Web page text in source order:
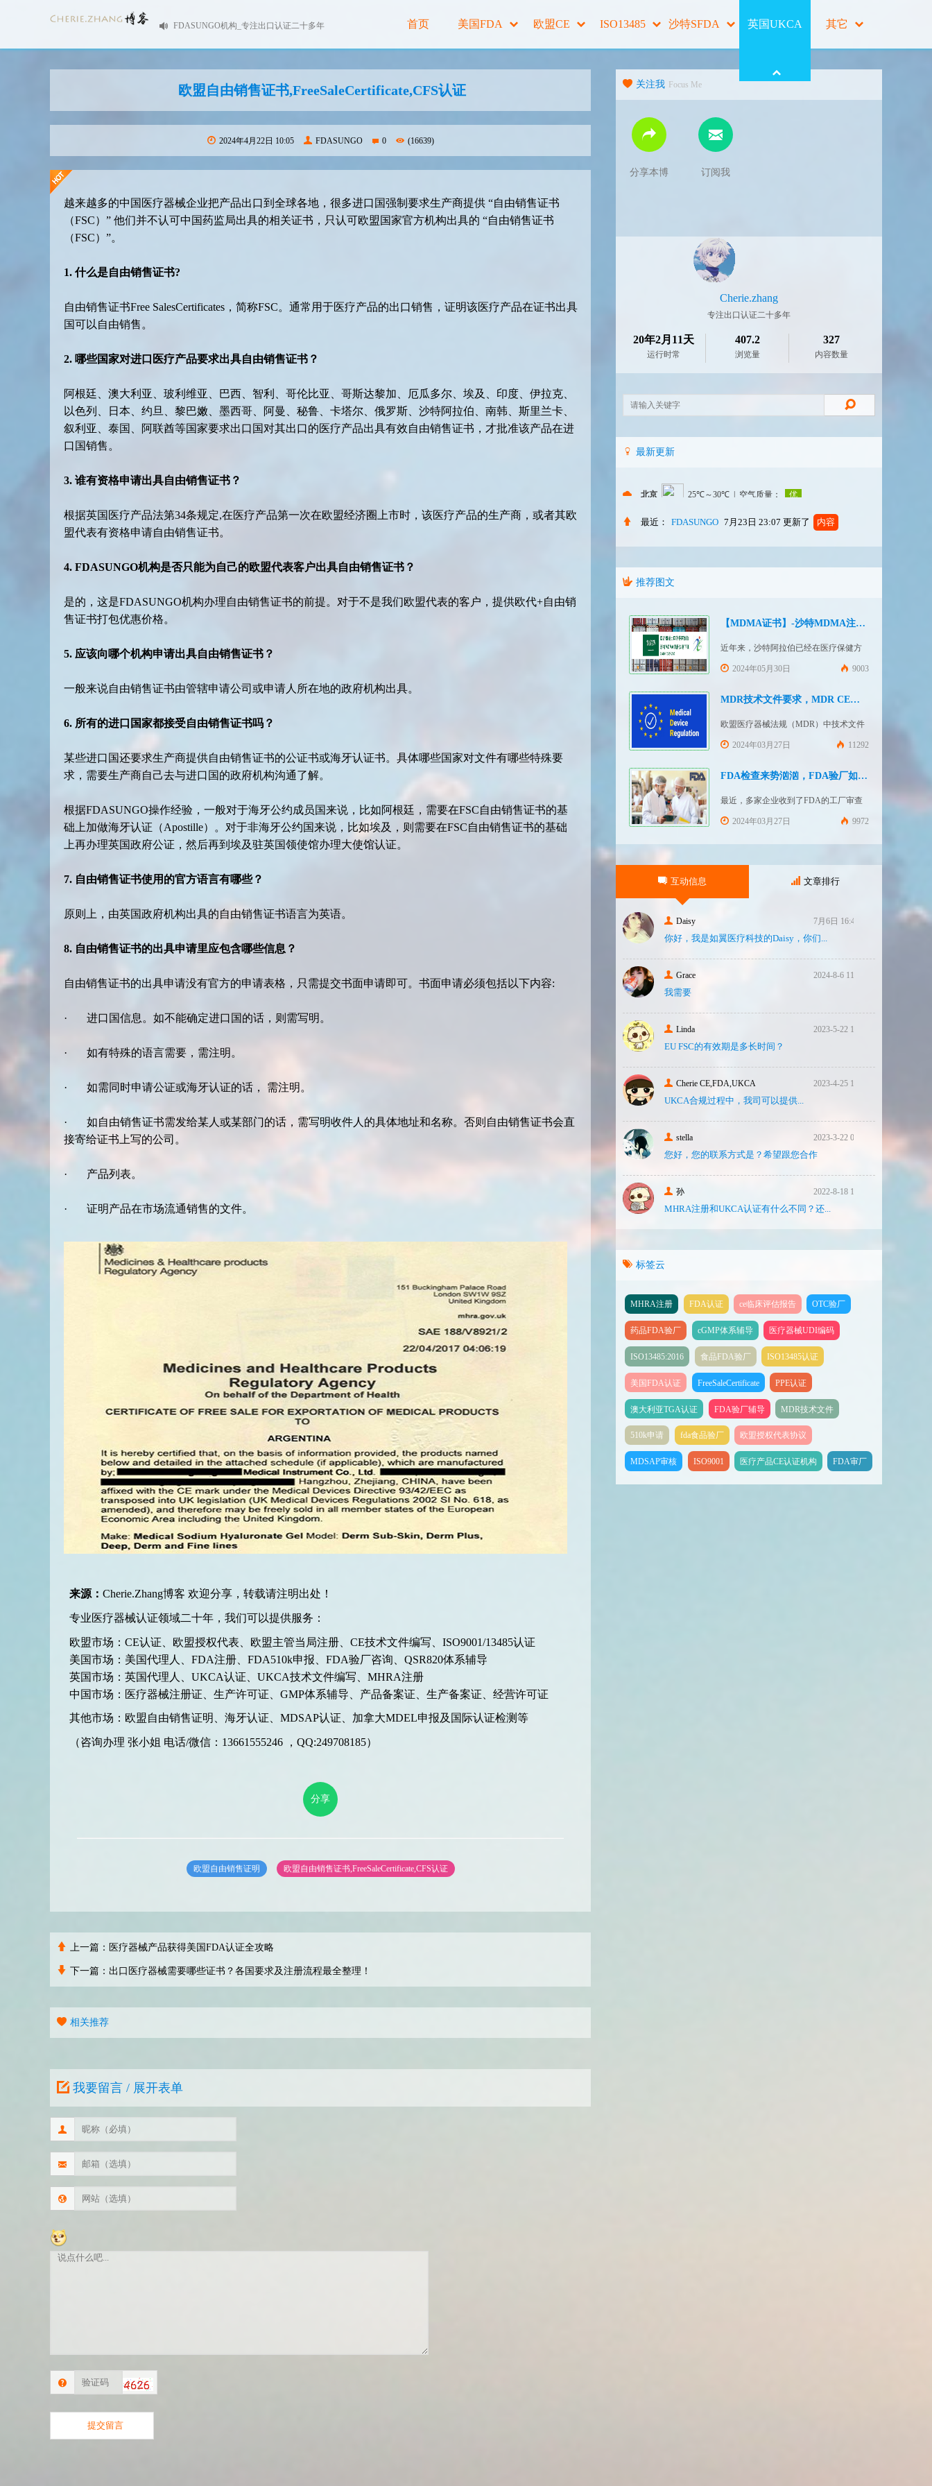
FDASUNGO机构_专注出口认证二十多年 首页 美国FDA 欧盟CE ISO13485 沙特SFDA 英国UKCA 其它
欧盟自由销售证书,FreeSaleCertificate,CFS认证
2024年4月22日 10:05 FDASUNGO 0 (16639)
越来越多的中国医疗器械企业把产品出口到全球各地，很多进口国强制要求生产商提供 “自由销售证书
（FSC）” 他们并不认可中国药监局出具的相关证书，只认可欧盟国家官方机构出具的 “自由销售证书
（FSC）”。
1. 什么是自由销售证书?
自由销售证书Free SalesCertificates，简称FSC。通常用于医疗产品的出口销售，证明该医疗产品在证书出具
国可以自由销售。
2. 哪些国家对进口医疗产品要求出具自由销售证书？
阿根廷、澳大利亚、玻利维亚、巴西、智利、哥伦比亚、哥斯达黎加、厄瓜多尔、埃及、印度、伊拉克、
以色列、日本、约旦、黎巴嫩、墨西哥、阿曼、秘鲁、卡塔尔、俄罗斯、沙特阿拉伯、南韩、斯里兰卡、
叙利亚、泰国、阿联酋等国家要求出口国对其出口的医疗产品出具有效自由销售证书，才批准该产品在进
口国销售。
3. 谁有资格申请出具自由销售证书？
根据英国医疗产品法第34条规定,在医疗产品第一次在欧盟经济圈上市时，该医疗产品的生产商，或者其欧
盟代表有资格申请自由销售证书。
4. FDASUNGO机构是否只能为自己的欧盟代表客户出具自由销售证书？
是的，这是FDASUNGO机构办理自由销售证书的前提。对于不是我们欧盟代表的客户，提供欧代+自由销
售证书打包优惠价格。
5. 应该向哪个机构申请出具自由销售证书？
一般来说自由销售证书由管辖申请公司或申请人所在地的政府机构出具。
6. 所有的进口国家都接受自由销售证书吗？
某些进口国还要求生产商提供自由销售证书的公证书或海牙认证书。具体哪些国家对文件有哪些特殊要
求，需要生产商自己去与进口国的政府机构沟通了解。
根据FDASUNGO操作经验，一般对于海牙公约成员国来说，比如阿根廷，需要在FSC自由销售证书的基
础上加做海牙认证（Apostille）。对于非海牙公约国来说，比如埃及，则需要在FSC自由销售证书的基础
上再办理英国政府公证，然后再到埃及驻英国领使馆办理大使馆认证。
7. 自由销售证书使用的官方语言有哪些？
原则上，由英国政府机构出具的自由销售证书语言为英语。
8. 自由销售证书的出具申请里应包含哪些信息？
自由销售证书的出具申请没有官方的申请表格，只需提交书面申请即可。书面申请必须包括以下内容:
· 进口国信息。如不能确定进口国的话，则需写明。
· 如有特殊的语言需要，需注明。
· 如需同时申请公证或海牙认证的话， 需注明。
· 如自由销售证书需发给某人或某部门的话，需写明收件人的具体地址和名称。否则自由销售证书会直
接寄给证书上写的公司。
· 产品列表。
· 证明产品在市场流通销售的文件。
来源： Cherie.Zhang博客 欢迎分享，转载请注明出处！
专业医疗器械认证领域二十年，我们可以提供服务：
欧盟市场：CE认证、欧盟授权代表、欧盟主管当局注册、CE技术文件编写、ISO9001/13485认证
美国市场：美国代理人、FDA注册、FDA510k申报、FDA验厂咨询、QSR820体系辅导
英国市场：英国代理人、UKCA认证、UKCA技术文件编写、MHRA注册
中国市场：医疗器械注册证、生产许可证、GMP体系辅导、产品备案证、生产备案证、经营许可证
其他市场：欧盟自由销售证明、海牙认证、MDSAP认证、加拿大MDEL申报及国际认证检测等
（咨询办理 张小姐 电话/微信：13661555246 ，QQ:249708185）
分享
欧盟自由销售证明 欧盟自由销售证书,FreeSaleCertificate,CFS认证
上一篇： 医疗器械产品获得美国FDA认证全攻略
下一篇： 出口医疗器械需要哪些证书？各国要求及注册流程最全整理！
相关推荐
我要留言 / 展开表单
关注我 Focus Me
分享本博 订阅我
Cherie.zhang
专注出口认证二十多年
20年2月11天
运行时常
407.2
浏览量
327
内容数量
最新更新
最近： FDASUNGO 7月23日 23:07 更新了 内容
推荐图文
【MDMA证书】-沙特MDMA注册快速下证
近年来，沙特阿拉伯已经在医疗保健方
面投入大量资金并将继续增加支出，这
场。然而，想要在该国销售其设备的制
须在沙特阿拉伯获得其设备的授权。开
启沙特医疗器械上市合规业务，
块。F
2024年05月30日 9003
MDR技术文件要求，MDR CE认证办理
欧盟医疗器械法规（MDR）中技术文件
的主要目的是证明医疗器械满足一般安
疗设备都必须提供技术文件。MDR附件
MDR技术文档结构：设备描述和规格，
2024年03月27日 11292
FDA检查来势汹汹，FDA验厂如何应对？
最近，多家企业收到了FDA的工厂审查
通知，我们作为美代也收到了FDA要求
（MarcoRubio）联合8位参议员认为FDA
疏于检查中国和印度等美国以外的药械
制造商（尤其是医疗器械）并已危及美
国患者和美国国内厂商，因此联
2024年03月27日 9972
互动信息 文章排行
Daisy 7月6日 16:47
你好，我是如翼医疗科技的Daisy，你们...
Grace 2024-8-6 11:14
我需要
Linda 2023-5-22 10:43
EU FSC的有效期是多长时间？
Cherie CE,FDA,UKCA 2023-4-25 16:24
UKCA合‮过规‬程中，我司可‮提以‬供...
stella 2023-3-22 08:31
您好，您的联系方式是？希望跟您合作
孙 2022-8-18 17:47
MHRA注册和UKCA认证有什么不同？还...
标签云
MHRA注册 FDA认证 ce临床评估报告 OTC验厂
药品FDA验厂 cGMP体系辅导 医疗器械UDI编码
ISO13485:2016 食品FDA验厂 ISO13485认证
美国FDA认证 FreeSaleCertificate PPE认证
澳大利亚TGA认证 FDA验厂辅导 MDR技术文件
510k申请 fda食品验厂 欧盟授权代表协议
MDSAP审核 ISO9001 医疗产品CE认证机构 FDA审厂